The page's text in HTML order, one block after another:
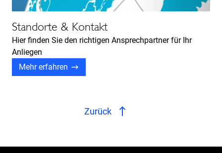
Standorte & Kontakt
Hier finden Sie den richtigen Ansprechpartner für Ihr
Anliegen
Mehr erfahren
Zurück